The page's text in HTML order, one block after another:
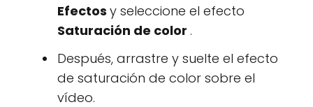
Efectos y seleccione el efecto
Saturación de color .
Después, arrastre y suelte el efecto
de saturación de color sobre el
vídeo.